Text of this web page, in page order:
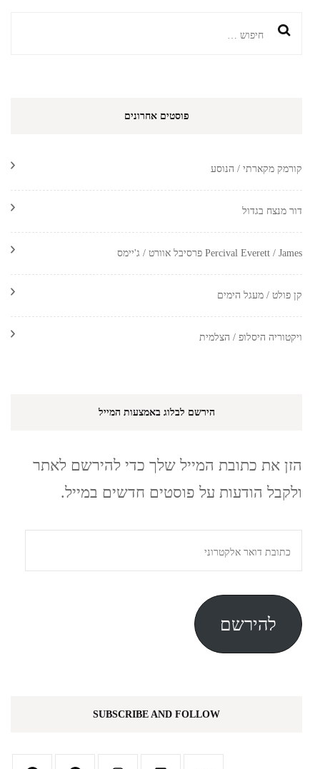
חיפוש:
פוסטים אחרונים
קורמק מקארתי / הנוסע
דור מנצח בגדול
Percival Everett / James פרסיבל אוורט / ג'יימס
קן פולט / מעגל הימים
ויקטוריה היסלופ / הצלמית
הירשם לבלוג באמצעות המייל
הזן את כתובת המייל שלך כדי להירשם לאתר
ולקבל הודעות על פוסטים חדשים במייל.
דואר
אלקטרוני
להירשם
SUBSCRIBE AND FOLLOW